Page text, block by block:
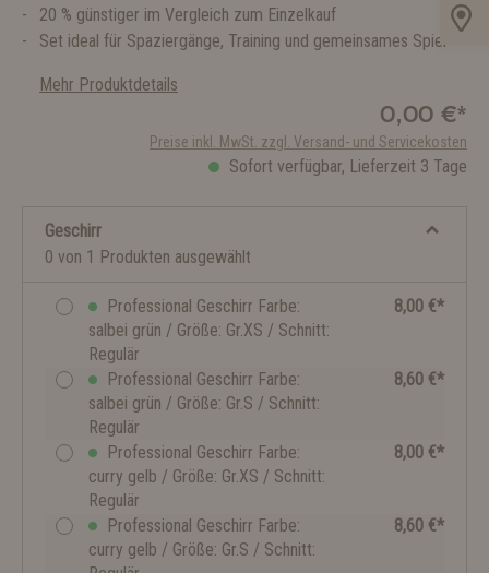
20 % günstiger im Vergleich zum Einzelkauf
Set ideal für Spaziergänge, Training und gemeinsames Spiel
Mehr Produktdetails
0,00 €*
Preise inkl. MwSt. zzgl. Versand- und Servicekosten
Sofort verfügbar, Lieferzeit 3 Tage
Geschirr
0 von 1 Produkten ausgewählt
Professional Geschirr Farbe:
salbei grün / Größe: Gr.XS / Schnitt:
Regulär
8,00 €*
Professional Geschirr Farbe:
salbei grün / Größe: Gr.S / Schnitt:
Regulär
8,60 €*
Professional Geschirr Farbe:
curry gelb / Größe: Gr.XS / Schnitt:
Regulär
8,00 €*
Professional Geschirr Farbe:
curry gelb / Größe: Gr.S / Schnitt:
8,60 €*